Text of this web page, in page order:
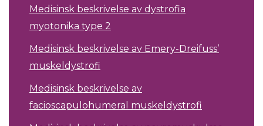
Medisinsk beskrivelse av dystrofia
myotonika type 2
Medisinsk beskrivelse av Emery-Dreifuss’
muskeldystrofi
Medisinsk beskrivelse av
facioscapulohumeral muskeldystrofi